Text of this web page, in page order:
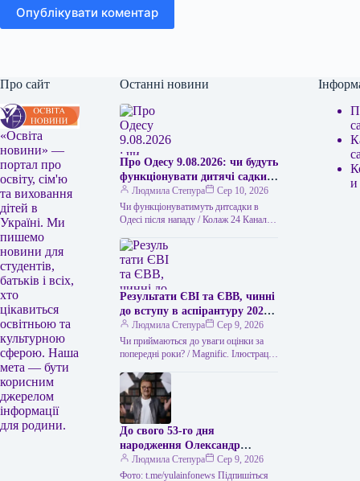
Опублікувати коментар
Про сайт
«Освіта
новини» —
портал про
освіту, сім'ю
та виховання
дітей в
Україні. Ми
пишемо
новини для
студентів,
батьків і всіх,
хто
цікавиться
освітньою та
культурною
сферою. Наша
мета — бути
корисним
джерелом
інформації
для родини.
Останні новини
Про Одесу 9.08.2026: чи будуть
функціонувати дитячі садки
без електрики та
водопостачання
Людмила Степура
Сер 10, 2026
Чи функціонуватимуть дитсадки в
Одесі після нападу / Колаж 24 Каналу
напад Росії на Одесу, що стався…
Результати ЄВІ та ЄВВ, чинні
до вступу в аспірантуру 2026
рокуЛюдмила Степура
Сер 9, 2026
Чи приймаються до уваги оцінки за
попередні роки? / Magnific. Ілюстрація
до аспірантури – чи…
До свого 53-го дня
народження Олександр
Пономарьов повідомив, що
створив пригодницьку книгу.
Людмила Степура
Сер 9, 2026
Фото: t.me/yulainfonews Підпишіться
и